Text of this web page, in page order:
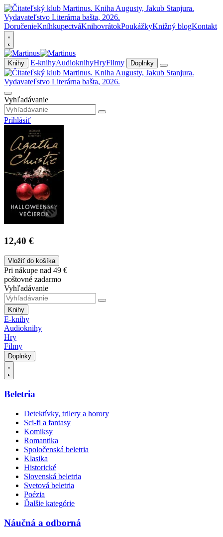
DoručenieKníhkupectváKnihovrátokPoukážkyKnižný blogKontakt
Knihy E-knihyAudioknihyHryFilmy Doplnky
Vyhľadávanie
Prihlásiť
12,40 €
Vložiť do košíka
Pri nákupe nad 49 €
poštovné zadarmo
Vyhľadávanie
Knihy
E-knihy
Audioknihy
Hry
Filmy
Doplnky
Beletria
Detektívky, trilery a horory
Sci-fi a fantasy
Komiksy
Romantika
Spoločenská beletria
Klasika
Historické
Slovenská beletria
Svetová beletria
Poézia
Ďalšie kategórie
Náučná a odborná